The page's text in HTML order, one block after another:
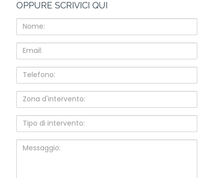
OPPURE SCRIVICI QUI
Nome:
Email:
Telefono:
Zona
d'intervento:
Tipo
intervento:
Messaggio: